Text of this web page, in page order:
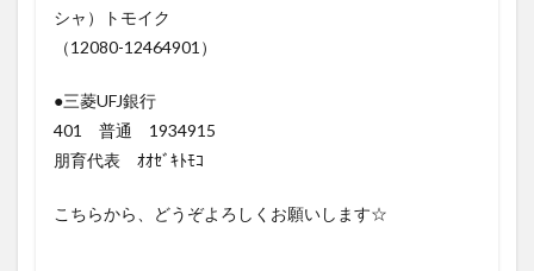
シャ）トモイク
（12080-12464901）
●三菱UFJ銀行
401 普通 1934915
朋育代表 ｵｵｾﾞｷﾄﾓｺ
こちらから、どうぞよろしくお願いします☆